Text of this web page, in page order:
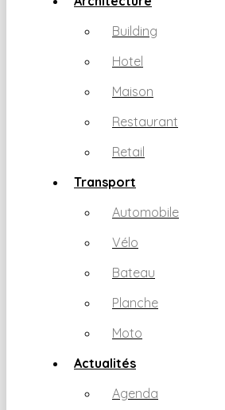
Building
Hotel
Maison
Restaurant
Retail
Transport
Automobile
Vélo
Bateau
Planche
Moto
Actualités
Agenda